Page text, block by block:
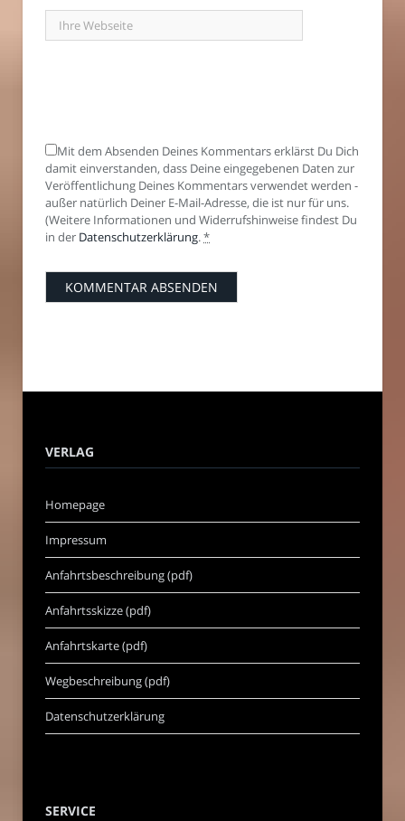
Mit dem Absenden Deines Kommentars erklärst Du Dich
damit einverstanden, dass Deine eingegebenen Daten zur
Veröffentlichung Deines Kommentars verwendet werden -
außer natürlich Deiner E-Mail-Adresse, die ist nur für uns.
(Weitere Informationen und Widerrufshinweise findest Du
in der Datenschutzerklärung.*
VERLAG
Homepage
Impressum
Anfahrtsbeschreibung (pdf)
Anfahrtsskizze (pdf)
Anfahrtskarte (pdf)
Wegbeschreibung (pdf)
Datenschutzerklärung
SERVICE